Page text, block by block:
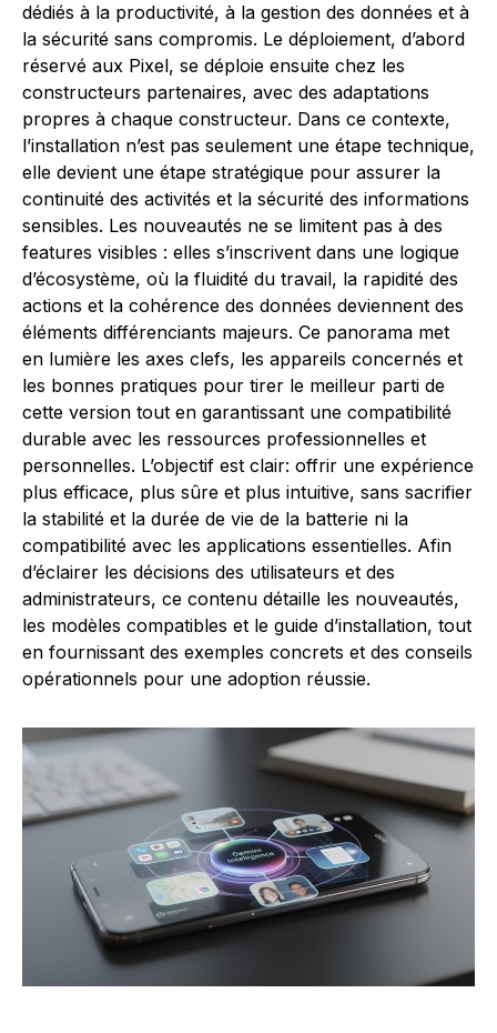
dédiés à la productivité, à la gestion des données et à
la sécurité sans compromis. Le déploiement, d’abord
réservé aux Pixel, se déploie ensuite chez les
constructeurs partenaires, avec des adaptations
propres à chaque constructeur. Dans ce contexte,
l’installation n’est pas seulement une étape technique,
elle devient une étape stratégique pour assurer la
continuité des activités et la sécurité des informations
sensibles. Les nouveautés ne se limitent pas à des
features visibles : elles s’inscrivent dans une logique
d’écosystème, où la fluidité du travail, la rapidité des
actions et la cohérence des données deviennent des
éléments différenciants majeurs. Ce panorama met
en lumière les axes clefs, les appareils concernés et
les bonnes pratiques pour tirer le meilleur parti de
cette version tout en garantissant une compatibilité
durable avec les ressources professionnelles et
personnelles. L’objectif est clair: offrir une expérience
plus efficace, plus sûre et plus intuitive, sans sacrifier
la stabilité et la durée de vie de la batterie ni la
compatibilité avec les applications essentielles. Afin
d’éclairer les décisions des utilisateurs et des
administrateurs, ce contenu détaille les nouveautés,
les modèles compatibles et le guide d’installation, tout
en fournissant des exemples concrets et des conseils
opérationnels pour une adoption réussie.